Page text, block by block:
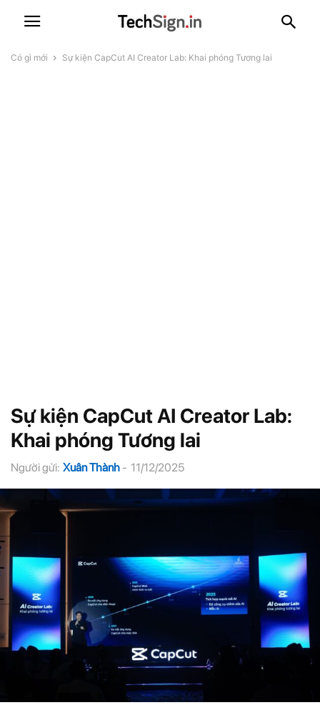
Có gì mới Sự kiện CapCut AI Creator Lab: Khai phóng Tương lai
Sự kiện CapCut AI Creator Lab:
Khai phóng Tương lai
Người gửi: Xuân Thành - 11/12/2025